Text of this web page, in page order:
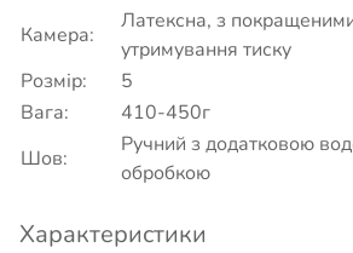
Камера:
Латексна, з
утримування тиску
Розмір:
5
Вага:
410-450г
Шов:
Ручний з додатковою
обробкою
Характеристики